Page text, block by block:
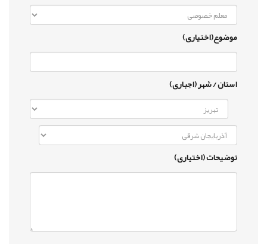
موضوع(اختیاری)
استان / شهر (اجباری)
توضیحات (اختیاری)